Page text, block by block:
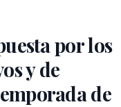
por los
y de
de